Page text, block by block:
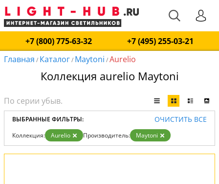
+7 (800) 775-63-32
+7 (495) 255-03-21
Главная / Каталог/ Maytoni /Aurelio
Коллекция aurelio Maytoni
ВЫБРАННЫЕ ФИЛЬТРЫ: ОЧИСТИТЬ ВСЕ
Коллекция: Aurelio Производитель: Maytoni